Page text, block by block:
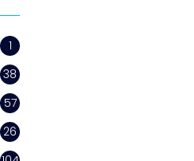
1
38
57
26